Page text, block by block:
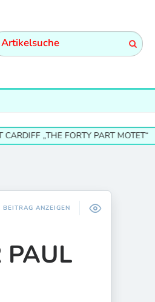
FORTY PART MOTET“
BEITRAG ANZEIGEN
PAUL